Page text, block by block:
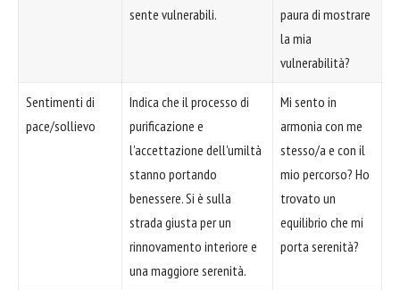
sente vulnerabili.
paura di mostrare
la mia
vulnerabilità?
Sentimenti di
pace/sollievo
Indica che il processo di
purificazione e
l'accettazione dell'umiltà
stanno portando
benessere. Si è sulla
strada giusta per un
rinnovamento interiore e
una maggiore serenità.
Mi sento in
armonia con me
stesso/a e con il
mio percorso? Ho
trovato un
equilibrio che mi
porta serenità?